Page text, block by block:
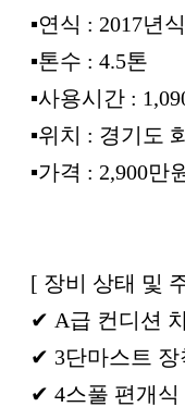
▪︎연식 : 2017년식
▪︎톤수 : 4.5톤
▪︎사용시간 :
▪︎위치 : 경기도
▪︎가격 : 2,900만
[ 장비 상태 및
✔ A급 컨디션
✔ 3단마스트 장
✔ 4스풀 편개식